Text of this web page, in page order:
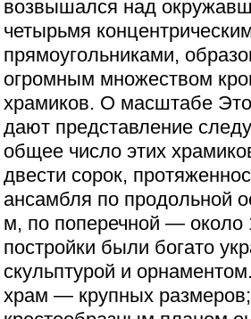
возвышался над
четырьмя
прямоугольниками,
огромным множеством
храмиков. О масштабе
дают представление
общее число этих
двести сорок,
ансамбля по продольной
м, по поперечной — около
постройки были богато
скульптурой и
храм — крупных